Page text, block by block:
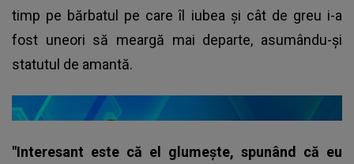
timp pe bărbatul pe care îl iubea și cât de greu i-a
fost uneori să meargă mai departe, asumându-și
statutul de amantă.
"Interesant este că el glumeşte, spunând că eu